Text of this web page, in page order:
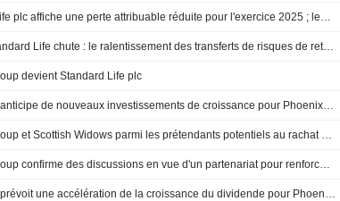
Standard Life plc affiche une perte attribuable réduite pour l'exercice 2025 ; les revenus totaux progressent
L'action Standard Life chute : le ralentissement des transferts de risques de retraite occulte des résultats supérieurs aux attentes
devient Standard Life plc
Berenberg anticipe de nouveaux investissements de croissance pour Phoenix Group ; objectif de cours relevé
Phoenix Group et Scottish Widows parmi les prétendants potentiels au rachat d'Aegon UK
Phoenix Group confirme des discussions en vue d'un partenariat pour renforcer son activité de transfert de risques liés aux retraites
Berenberg prévoit une accélération de la croissance du dividende pour Phoenix Group et relève son objectif de cours